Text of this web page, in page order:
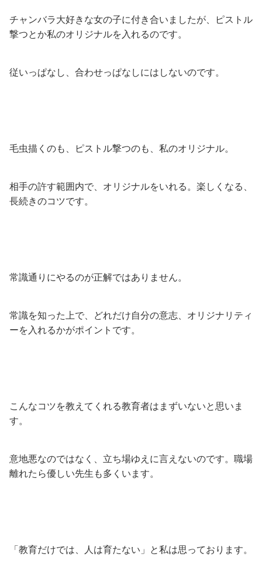
チャンバラ大好きな女の子に付き合いましたが、ピストル
撃つとか私のオリジナルを入れるのです。
従いっぱなし、合わせっぱなしにはしないのです。
毛虫描くのも、ピストル撃つのも、私のオリジナル。
相手の許す範囲内で、オリジナルをいれる。楽しくなる、
長続きのコツです。
常識通りにやるのが正解ではありません。
常識を知った上で、どれだけ自分の意志、オリジナリティ
ーを入れるかがポイントです。
こんなコツを教えてくれる教育者はまずいないと思いま
す。
意地悪なのではなく、立ち場ゆえに言えないのです。職場
離れたら優しい先生も多くいます。
「教育だけでは、人は育たない」と私は思っております。